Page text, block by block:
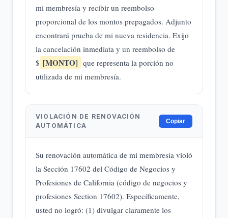
mi membresía y recibir un reembolso
proporcional de los montos prepagados. Adjunto
encontrará prueba de mi nueva residencia. Exijo
la cancelación inmediata y un reembolso de
$ [MONTO] que representa la porción no
utilizada de mi membresía.
VIOLACIÓN DE RENOVACIÓN
AUTOMÁTICA
Copiar
Su renovación automática de mi membresía violó
la Sección 17602 del Código de Negocios y
Profesiones de California (código de negocios y
profesiones Section 17602). Específicamente,
usted no logró: (1) divulgar claramente los